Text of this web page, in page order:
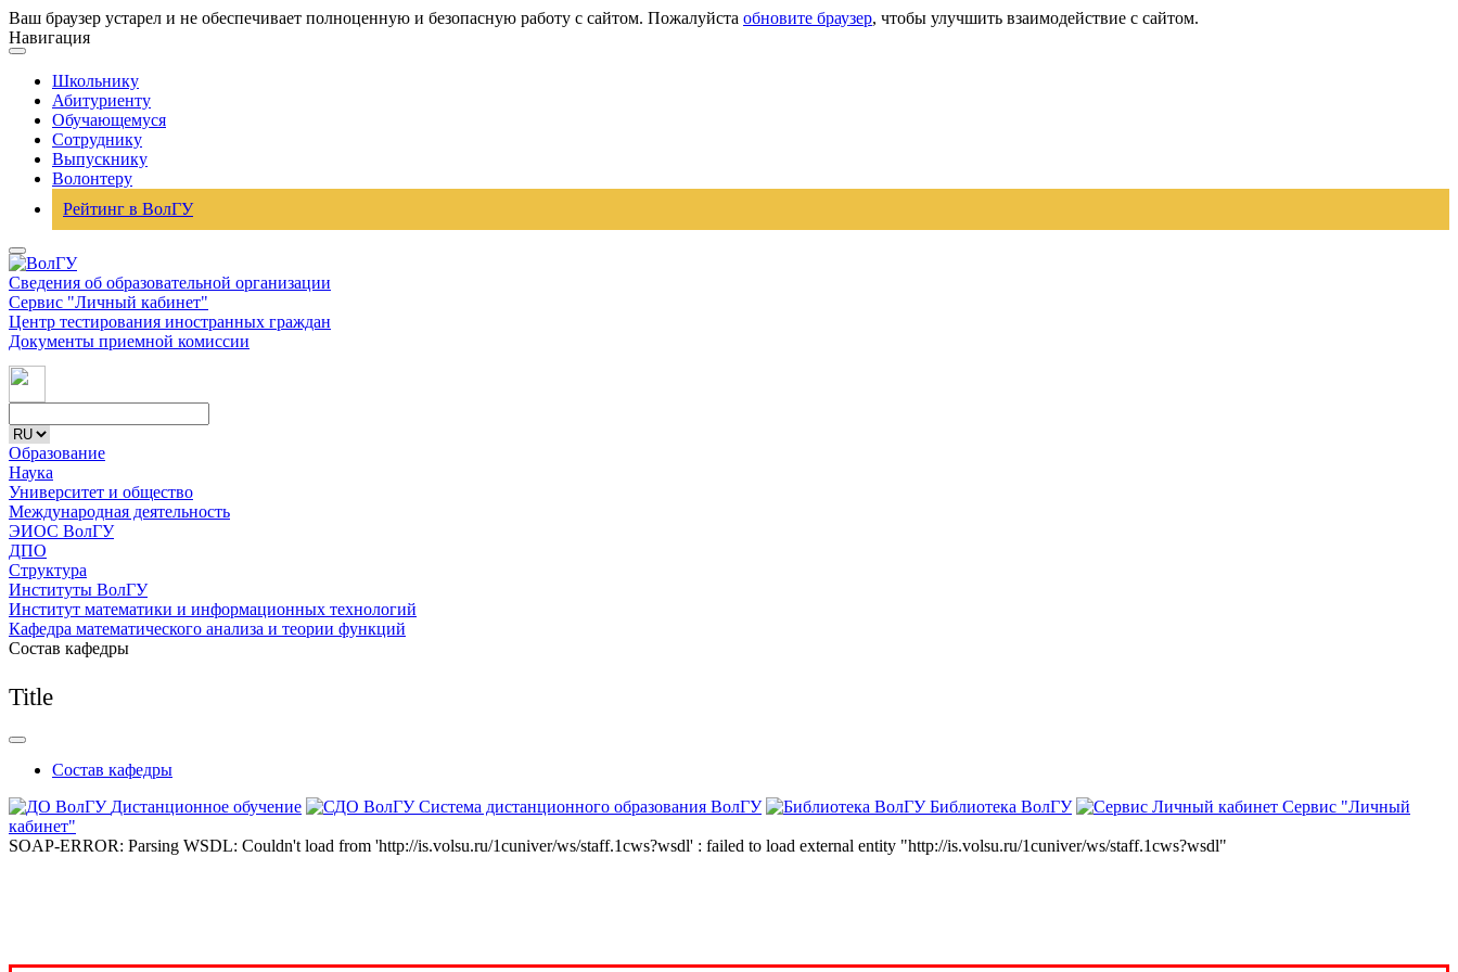
Ваш браузер устарел и не обеспечивает полноценную и безопасную работу с сайтом. Пожалуйста обновите браузер, чтобы улучшить взаимодействие с сайтом.
Навигация
Школьнику
Абитуриенту
Обучающемуся
Сотруднику
Выпускнику
Волонтеру
Рейтинг в ВолГУ
Сведения об образовательной организации
Сервис "Личный кабинет"
Центр тестирования иностранных граждан
Документы приемной комиссии
Образование
Наука
Университет и общество
Международная деятельность
ЭИОС ВолГУ
ДПО
Структура
Институты ВолГУ
Институт математики и информационных технологий
Кафедра математического анализа и теории функций
Состав кафедры
Title
Состав кафедры
Дистанционное обучение
Система дистанционного образования ВолГУ Библиотека ВолГУ
Сервис "Личный
кабинет"
SOAP-ERROR: Parsing WSDL: Couldn't load from 'http://is.volsu.ru/1cuniver/ws/staff.1cws?wsdl' : failed to load external entity "http://is.volsu.ru/1cuniver/ws/staff.1cws?wsdl"